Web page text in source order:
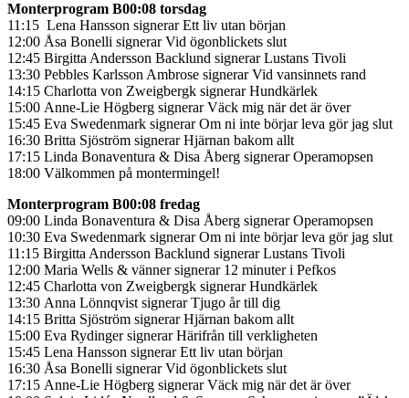
Monterprogram B00:08 torsdag
11:15 Lena Hansson signerar Ett liv utan början
12:00 Åsa Bonelli signerar Vid ögonblickets slut
12:45 Birgitta Andersson Backlund signerar Lustans Tivoli
13:30 Pebbles Karlsson Ambrose signerar Vid vansinnets rand
14:15 Charlotta von Zweigbergk signerar Hundkärlek
15:00 Anne-Lie Högberg signerar Väck mig när det är över
15:45 Eva Swedenmark signerar Om ni inte börjar leva gör jag slut
16:30 Britta Sjöström signerar Hjärnan bakom allt
17:15 Linda Bonaventura & Disa Åberg signerar Operamopsen
18:00 Välkommen på montermingel!
Monterprogram B00:08 fredag
09:00 Linda Bonaventura & Disa Åberg signerar Operamopsen
10:30 Eva Swedenmark signerar Om ni inte börjar leva gör jag slut
11:15 Birgitta Andersson Backlund signerar Lustans Tivoli
12:00 Maria Wells & vänner signerar 12 minuter i Pefkos
12:45 Charlotta von Zweigbergk signerar Hundkärlek
13:30 Anna Lönnqvist signerar Tjugo år till dig
14:15 Britta Sjöström signerar Hjärnan bakom allt
15:00 Eva Rydinger signerar Härifrån till verkligheten
15:45 Lena Hansson signerar Ett liv utan början
16:30 Åsa Bonelli signerar Vid ögonblickets slut
17:15 Anne-Lie Högberg signerar Väck mig när det är över